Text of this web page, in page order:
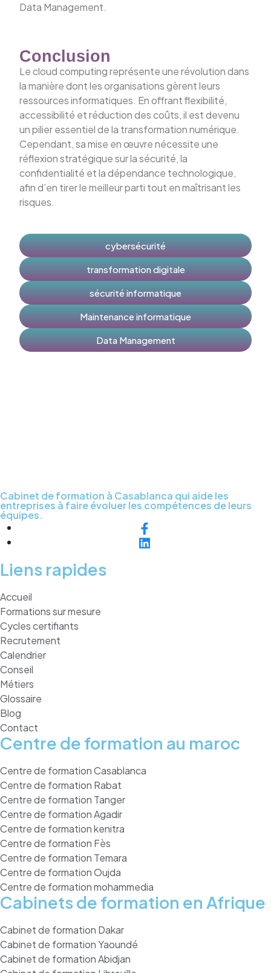
Data Management.
Conclusion
Le cloud computing représente une révolution dans
la manière dont les organisations gèrent leurs
ressources informatiques. En offrant flexibilité,
accessibilité et réduction des coûts, il est devenu
un pilier essentiel de la transformation numérique.
Cependant, sa mise en œuvre nécessite une
réflexion stratégique sur la sécurité, la
confidentialité et la dépendance technologique,
afin d’en tirer le meilleur parti tout en maîtrisant les
risques.
cybersécurité
transformation digitale
sécurité informatique
Maintenance informatique
Data Management
Cabinet de formation à Casablanca qui aide les
entreprises à faire évoluer les compétences de leurs
équipes.
Liens rapides
Accueil
Formations sur mesure
Cycles certifiants
Recrutement
Calendrier
Conseil
Métiers
Glossaire
Blog
Contact
Centre de formation au maroc
Centre de formation Casablanca
Centre de formation Rabat
Centre de formation Tanger
Centre de formation Agadir
Centre de formation kenitra
Centre de formation Fès
Centre de formation Temara
Centre de formation Oujda
Centre de formation mohammedia
Cabinets de formation en Afrique
Cabinet de formation Dakar
Cabinet de formation Yaoundé
Cabinet de formation Abidjan